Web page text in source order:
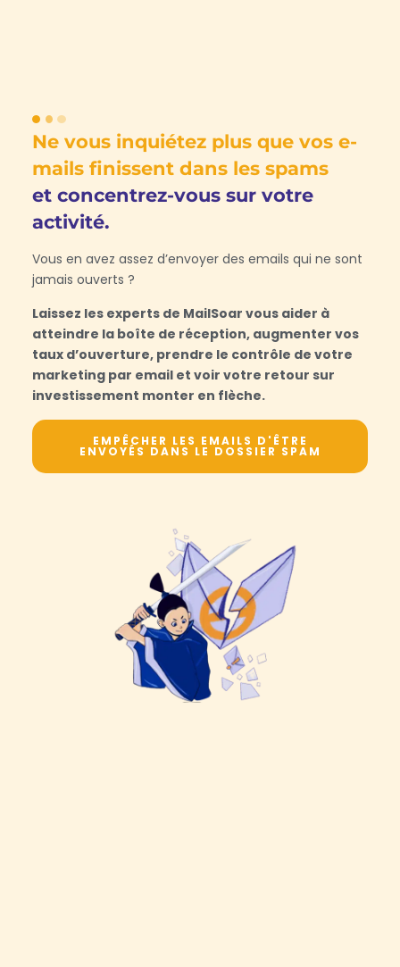
Ne vous inquiétez plus que vos e-
mails finissent dans les spams
et concentrez-vous sur votre
activité.
Vous en avez assez d’envoyer des emails qui ne sont
jamais ouverts ?
Laissez les experts de MailSoar vous aider à
atteindre la boîte de réception, augmenter vos
taux d’ouverture, prendre le contrôle de votre
marketing par email et voir votre retour sur
investissement monter en flèche.
EMPÊCHER LES EMAILS D'ÊTRE
ENVOYÉS DANS LE DOSSIER SPAM